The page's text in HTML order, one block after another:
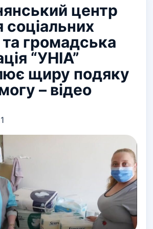
центр
соціальних
та громадська
“УНІА”
щиру подяку
– відео